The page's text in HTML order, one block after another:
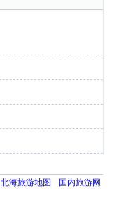
北海旅游地图
国内旅游网